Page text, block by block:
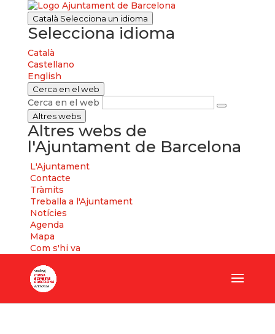
Català Selecciona un idioma
Selecciona idioma
Català
Castellano
English
Cerca en el web
Cerca en el web
Altres webs
Altres webs de
l'Ajuntament de Barcelona
L'Ajuntament
Contacte
Tràmits
Treballa a l'Ajuntament
Notícies
Agenda
Mapa
Com s'hi va